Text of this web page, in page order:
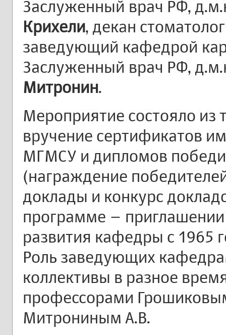
Заслуженный врач РФ,
Крихели, декан
заведующий кафедрой
Заслуженный врач РФ,
Митронин.
Мероприятие состояло из
вручение сертификатов
МГМСУ и дипломов
(награждение
доклады и конкурс
программе –
развития кафедры c 1965
Роль заведующих
коллективы в разное
профессорами
Митрониным А.В.